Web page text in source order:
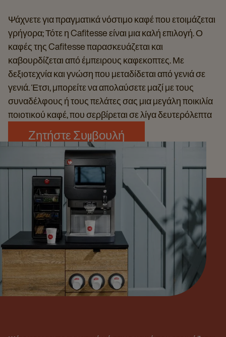
Ψάχνετε για πραγματικά νόστιμο καφέ που ετοιμάζεται
γρήγορα; Τότε η Cafitesse είναι μια καλή επιλογή. Ο
καφές της Cafitesse παρασκευάζεται και
καβουρδίζεται από έμπειρους καφεκοπτες. Με
δεξιοτεχνία και γνώση που μεταδίδεται από γενιά σε
γενιά. Έτσι, μπορείτε να απολαύσετε μαζί με τους
συναδέλφους ή τους πελάτες σας μια μεγάλη ποικιλία
ποιοτικού καφέ, που σερβίρεται σε λίγα δευτερόλεπτα
Ζητήστε Συμβουλή